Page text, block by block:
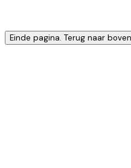
Einde pagina. Terug naar boven